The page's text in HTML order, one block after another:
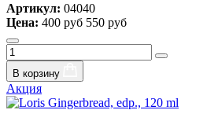
Артикул: 04040
Цена: 400 руб 550 руб
В корзину
Акция